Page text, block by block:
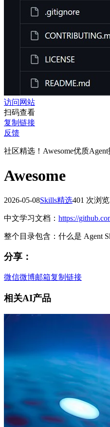
访问网站
扫码查看
复制链接
反馈
社区精选！Awesome优质
Awesome
2026-05-08Skills精选401 次浏览
中文学习文档： https://
整个目录包含：什么是 Agent
分享：
微信微博邮箱复制链接
相关AI产品